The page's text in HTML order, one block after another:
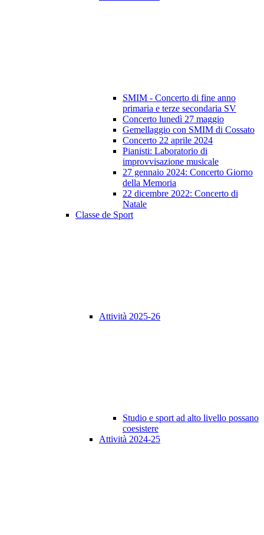
SMIM - Concerto di fine anno
primaria e terze secondaria SV
Concerto lunedì 27 maggio
Gemellaggio con SMIM di Cossato
Concerto 22 aprile 2024
Pianisti: Laboratorio di
improvvisazione musicale
27 gennaio 2024: Concerto Giorno
della Memoria
22 dicembre 2022: Concerto di
Natale
Classe de Sport
Attività 2025-26
Studio e sport ad alto livello possano
coesistere
Attività 2024-25